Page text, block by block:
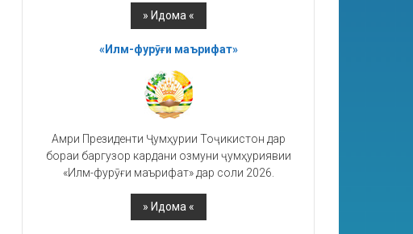
«Илм-фурӯғи маърифат»
Амри Президенти Ҷумҳурии Тоҷикистон дар
бораи баргузор кардани озмуни ҷумҳуриявии
«Илм-фурӯғи маърифат» дар соли 2026.